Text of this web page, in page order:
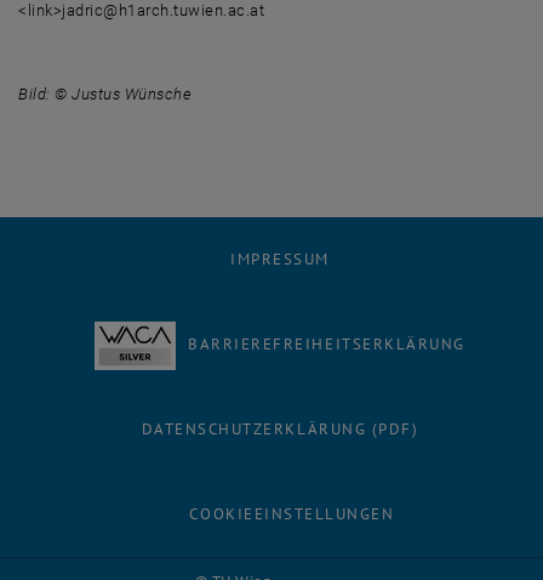
<link>jadric@h1arch.tuwien.ac.at
Bild: © Justus Wünsche
IMPRESSUM
BARRIEREFREIHEITSERKLÄRUNG
DATENSCHUTZERKLÄRUNG (PDF)
COOKIEEINSTELLUNGEN